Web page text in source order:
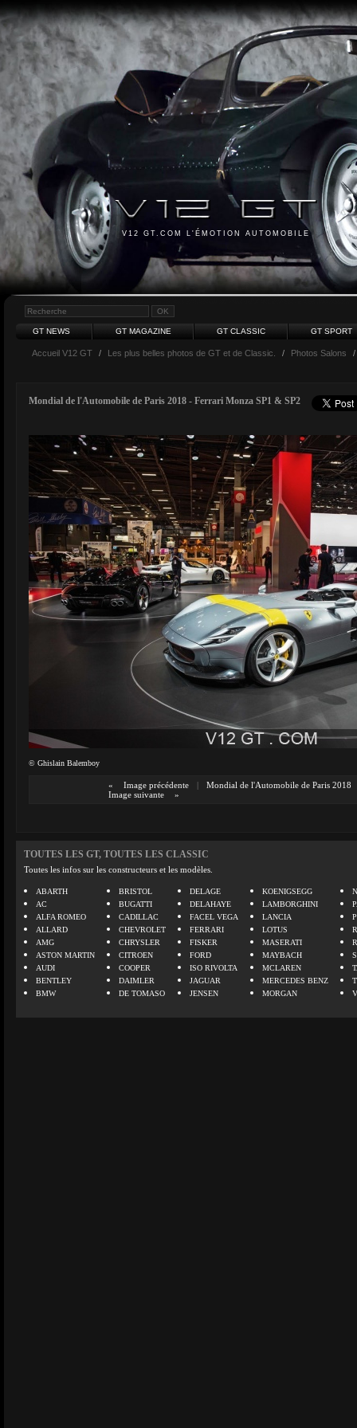
V12 GT.COM L'ÉMOTION AUTOMOBILE
GT NEWS GT MAGAZINE GT CLASSIC GT SPORT
Accueil V12 GT / Les plus belles photos de GT et de Classic. / Photos Salons /
Mondial de l'Automobile de Paris 2018 - Ferrari Monza SP1 & SP2
© Ghislain Balemboy
« Image précédente |
Mondial de l'Automobile de Paris 2018
Image suivante
»
TOUTES LES GT, TOUTES LES CLASSIC
Toutes les infos sur les constructeurs et les modèles.
ABARTH
AC
ALFA ROMEO
ALLARD
AMG
ASTON MARTIN
AUDI
BENTLEY
BMW
BRISTOL
BUGATTI
CADILLAC
CHEVROLET
CHRYSLER
CITROEN
COOPER
DAIMLER
DE TOMASO
DELAGE
DELAHAYE
FACEL VEGA
FERRARI
FISKER
FORD
ISO RIVOLTA
JAGUAR
JENSEN
KOENIGSEGG
LAMBORGHINI
LANCIA
LOTUS
MASERATI
MAYBACH
MCLAREN
MERCEDES BENZ
MORGAN